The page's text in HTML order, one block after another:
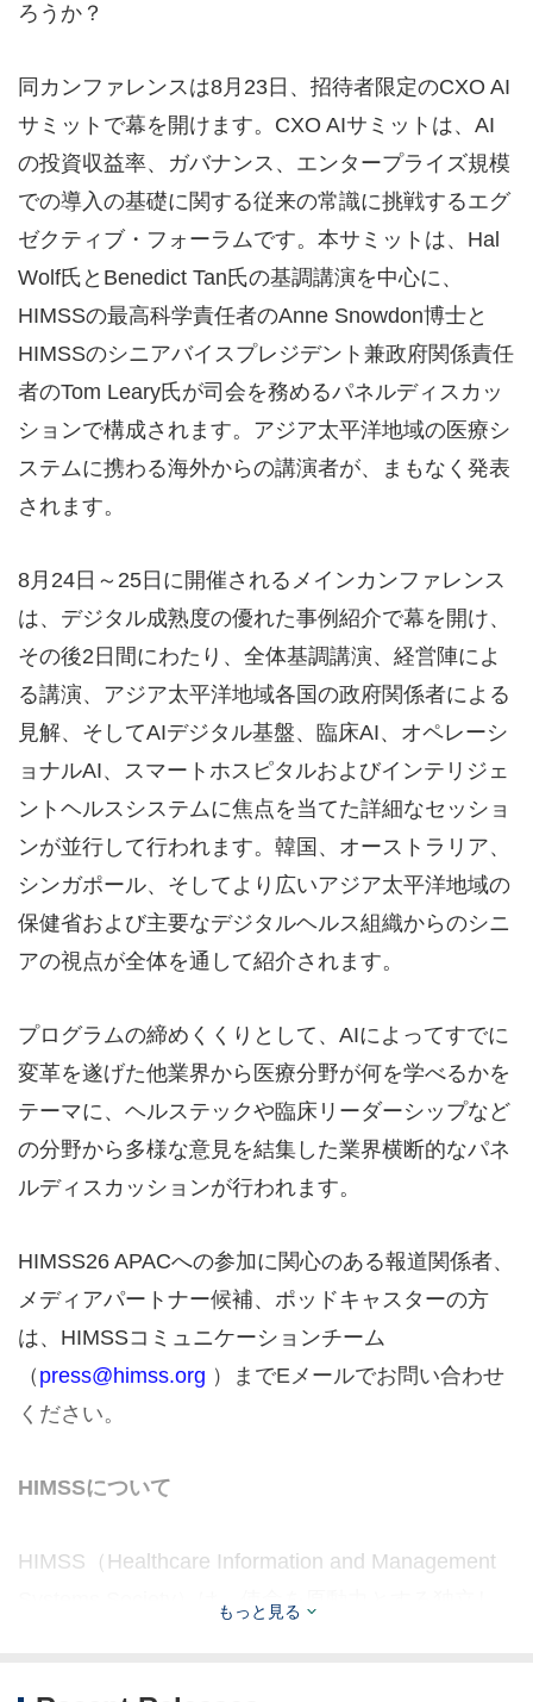
ろうか？
同カンファレンスは8月23日、招待者限定のCXO AI
サミットで幕を開けます。CXO AIサミットは、AI
の投資収益率、ガバナンス、エンタープライズ規模
での導入の基礎に関する従来の常識に挑戦するエグ
ゼクティブ・フォーラムです。本サミットは、Hal
Wolf氏とBenedict Tan氏の基調講演を中心に、
HIMSSの最高科学責任者のAnne Snowdon博士と
HIMSSのシニアバイスプレジデント兼政府関係責任
者のTom Leary氏が司会を務めるパネルディスカッ
ションで構成されます。アジア太平洋地域の医療シ
ステムに携わる海外からの講演者が、まもなく発表
されます。
8月24日～25日に開催されるメインカンファレンス
は、デジタル成熟度の優れた事例紹介で幕を開け、
その後2日間にわたり、全体基調講演、経営陣によ
る講演、アジア太平洋地域各国の政府関係者による
見解、そしてAIデジタル基盤、臨床AI、オペレーシ
ョナルAI、スマートホスピタルおよびインテリジェ
ントヘルスシステムに焦点を当てた詳細なセッショ
ンが並行して行われます。韓国、オーストラリア、
シンガポール、そしてより広いアジア太平洋地域の
保健省および主要なデジタルヘルス組織からのシニ
アの視点が全体を通して紹介されます。
プログラムの締めくくりとして、AIによってすでに
変革を遂げた他業界から医療分野が何を学べるかを
テーマに、ヘルステックや臨床リーダーシップなど
の分野から多様な意見を結集した業界横断的なパネ
ルディスカッションが行われます。
HIMSS26 APACへの参加に関心のある報道関係者、
メディアパートナー候補、ポッドキャスターの方
は、HIMSSコミュニケーションチーム
（ press@himss.org ）までEメールでお問い合わせ
ください。
HIMSSについて
HIMSS（Healthcare Information and Management
Systems Society）は、使命を原動力とする独立し
もっと見る